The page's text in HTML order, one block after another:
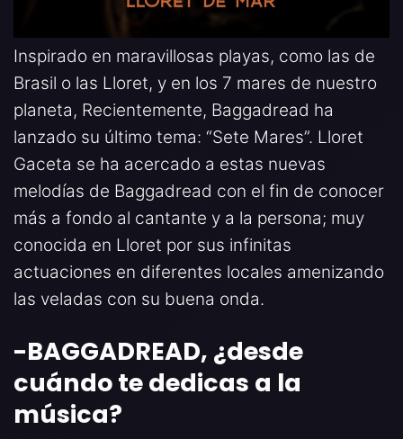
Inspirado en maravillosas playas, como las de
Brasil o las Lloret, y en los 7 mares de nuestro
planeta, Recientemente, Baggadread ha
lanzado su último tema: “Sete Mares”. Lloret
Gaceta se ha acercado a estas nuevas
melodías de Baggadread con el fin de conocer
más a fondo al cantante y a la persona; muy
conocida en Lloret por sus infinitas
actuaciones en diferentes locales amenizando
las veladas con su buena onda.
-BAGGADREAD, ¿desde
cuándo te dedicas a la
música?